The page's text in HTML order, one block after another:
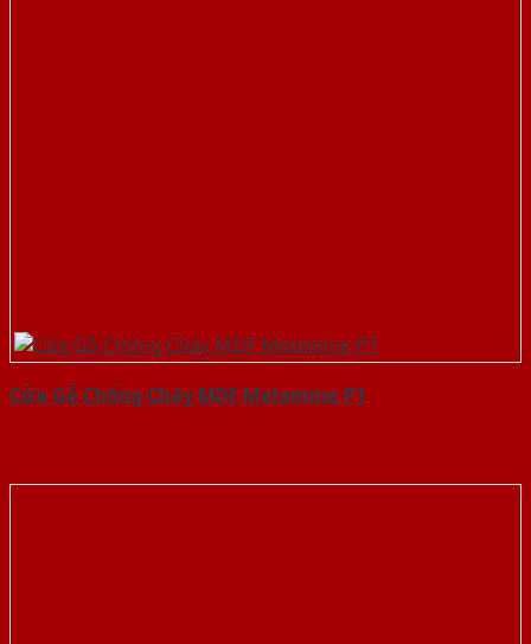
Cửa Gỗ Chống Cháy MDF Melamine P1